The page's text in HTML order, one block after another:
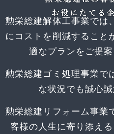
勲栄総建解体工事業では
にコストを削減すること
適なプランをご提
勲栄総建ゴミ処理事業で
な状況でも誠心
勲栄総建リフォーム事業
客様の人生に寄り添え